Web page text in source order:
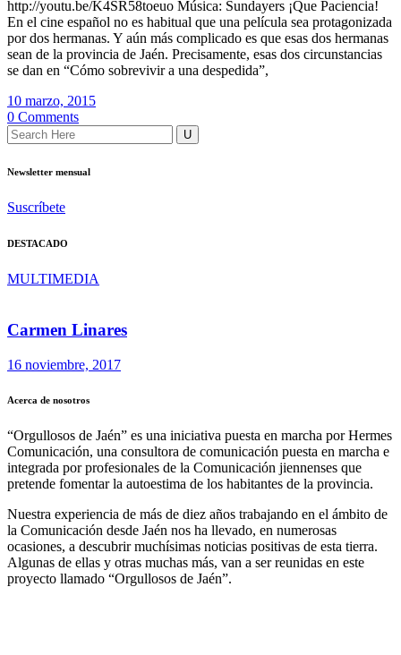
http://youtu.be/K4SR58toeuo Música: Sundayers ¡Que Paciencia!
En el cine español no es habitual que una película sea protagonizada
por dos hermanas. Y aún más complicado es que esas dos hermanas
sean de la provincia de Jaén. Precisamente, esas dos circunstancias
se dan en “Cómo sobrevivir a una despedida”,
10 marzo, 2015
0 Comments
Newsletter mensual
Suscríbete
DESTACADO
MULTIMEDIA
Carmen Linares
16 noviembre, 2017
Acerca de nosotros
“Orgullosos de Jaén” es una iniciativa puesta en marcha por Hermes
Comunicación, una consultora de comunicación puesta en marcha e
integrada por profesionales de la Comunicación jiennenses que
pretende fomentar la autoestima de los habitantes de la provincia.
Nuestra experiencia de más de diez años trabajando en el ámbito de
la Comunicación desde Jaén nos ha llevado, en numerosas
ocasiones, a descubrir muchísimas noticias positivas de esta tierra.
Algunas de ellas y otras muchas más, van a ser reunidas en este
proyecto llamado “Orgullosos de Jaén”.